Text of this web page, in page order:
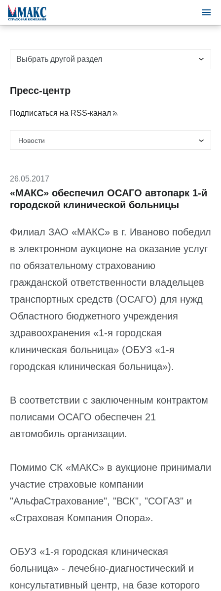
Пресс-центр
Подписаться на RSS-канал
26.05.2017
«МАКС» обеспечил ОСАГО автопарк 1-й
городской клинической больницы
Филиал ЗАО «МАКС» в г. Иваново победил
в электронном аукционе на оказание услуг
по обязательному страхованию
гражданской ответственности владельцев
транспортных средств (ОСАГО) для нужд
Областного бюджетного учреждения
здравоохранения «1-я городская
клиническая больница» (ОБУЗ «1-я
городская клиническая больница»).
В соответствии с заключенным контрактом
полисами ОСАГО обеспечен 21
автомобиль организации.
Помимо СК «МАКС» в аукционе принимали
участие страховые компании
"АльфаСтрахование", "ВСК", "СОГАЗ" и
«Страховая Компания Опора».
ОБУЗ «1-я городская клиническая
больница» - лечебно-диагностический и
консультативный центр, на базе которого
Выбрать другой раздел